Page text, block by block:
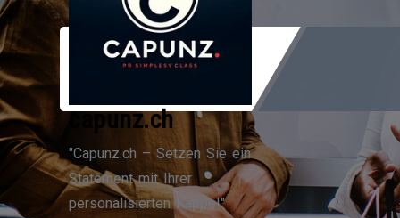
Zum
Inhalt
capunz.ch
"Capunz.ch – Setzen Sie ein
Statement mit Ihrer
personalisierten Kappe!"